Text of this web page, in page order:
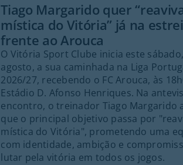
Tiago Margarido quer
mística do Vitória” já na
frente ao Arouca
O Vitória Sport Clube inicia este
agosto, a sua caminhada na Liga
2026/27, recebendo o FC Arouca, às
Estádio D. Afonso Henriques. Na
encontro, o treinador Tiago Margarido
que o principal objetivo passa por
mística do Vitória", prometendo uma
com identidade, ambição e
lutar pela vitória em todos os jogos.